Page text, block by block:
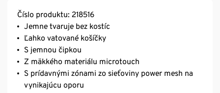
Číslo produktu: 218516
Jemne tvaruje bez kostíc
Ľahko vatované košíčky
S jemnou čipkou
Z mäkkého materiálu microtouch
S prídavnými zónami zo sieťoviny power mesh na
vynikajúcu oporu